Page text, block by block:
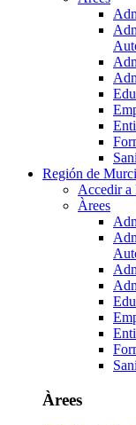
Región de
Accedir a
Àrees
Àrees